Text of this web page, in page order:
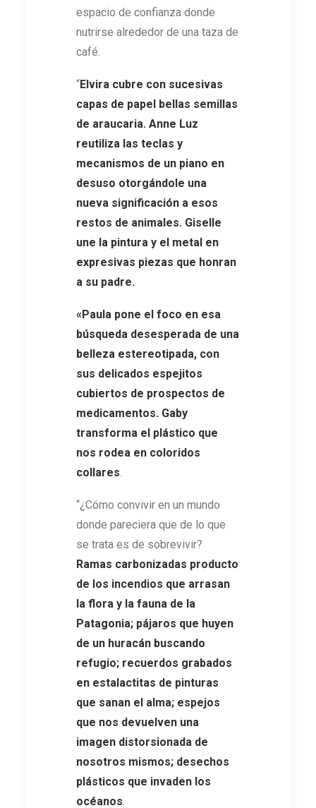
espacio de confianza donde
nutrirse alrededor de una taza de
café.
“Elvira cubre con sucesivas
capas de papel bellas semillas
de araucaria. Anne Luz
reutiliza las teclas y
mecanismos de un piano en
desuso otorgándole una
nueva significación a esos
restos de animales. Giselle
une la pintura y el metal en
expresivas piezas que honran
a su padre.
«Paula pone el foco en esa
búsqueda desesperada de una
belleza estereotipada, con
sus delicados espejitos
cubiertos de prospectos de
medicamentos. Gaby
transforma el plástico que
nos rodea en coloridos
collares.
“¿Cómo convivir en un mundo
donde pareciera que de lo que
se trata es de sobrevivir?
Ramas carbonizadas producto
de los incendios que arrasan
la flora y la fauna de la
Patagonia; pájaros que huyen
de un huracán buscando
refugio; recuerdos grabados
en estalactitas de pinturas
que sanan el alma; espejos
que nos devuelven una
imagen distorsionada de
nosotros mismos; desechos
plásticos que invaden los
océanos.